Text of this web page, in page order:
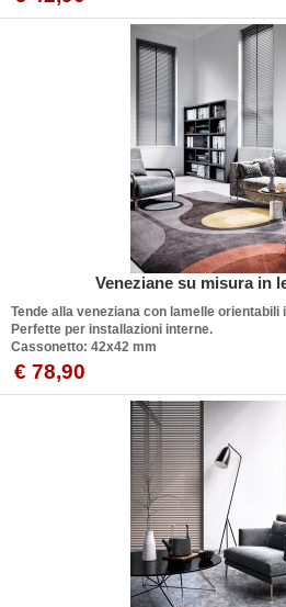
Veneziane su misura in
Tende alla veneziana con lamelle orientabili
Perfette per installazioni interne.
Cassonetto: 42x42 mm
€ 78,90